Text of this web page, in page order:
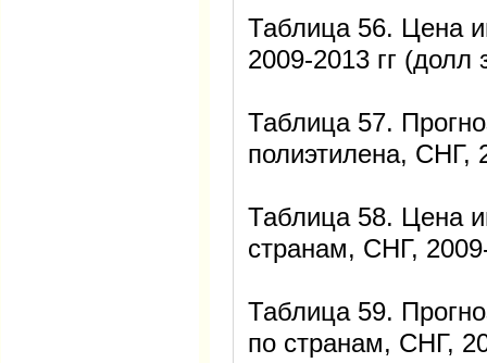
Таблица 56. Цена
2009-2013 гг (долл
Таблица 57.
полиэтилена, СНГ,
Таблица 58. Цена
странам, СНГ,
Таблица 59.
по странам, СНГ,